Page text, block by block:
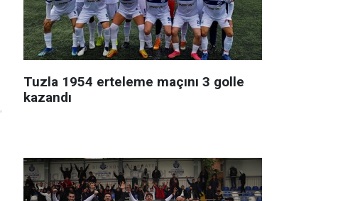
Tuzla 1954 erteleme maçını 3 golle
kazandı